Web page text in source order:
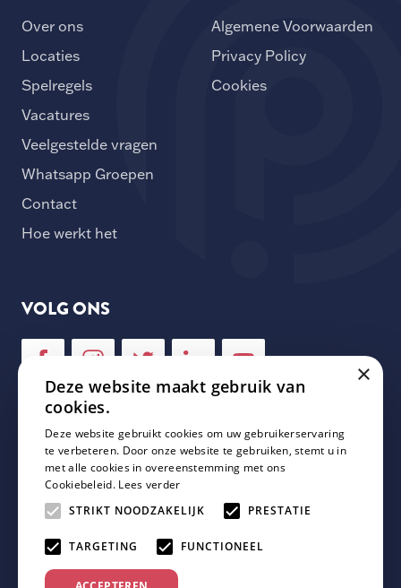
Over ons
Locaties
Spelregels
Vacatures
Veelgestelde vragen
Whatsapp Groepen
Contact
Hoe werkt het
Algemene Voorwaarden
Privacy Policy
Cookies
VOLG ONS
NIEUWSBRIEF
Schrijf je in voor onze nieuwsbrief en mis geen enkele
update van Plaza Padel!
×
Deze website maakt gebruik van
cookies.
Deze website gebruikt cookies om uw gebruikerservaring
te verbeteren. Door onze website te gebruiken, stemt u in
met alle cookies in overeenstemming met ons
Cookiebeleid. Lees verder
STRIKT NOODZAKELIJK
PRESTATIE
TARGETING FUNCTIONEEL